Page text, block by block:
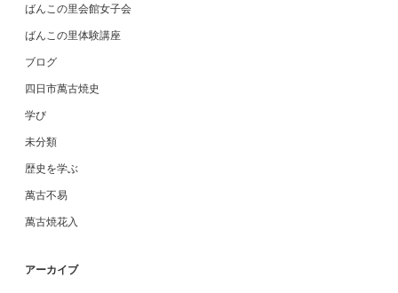
ばんこの里会館女子会
ばんこの里体験講座
ブログ
四日市萬古焼史
学び
未分類
歴史を学ぶ
萬古不易
萬古焼花入
アーカイブ